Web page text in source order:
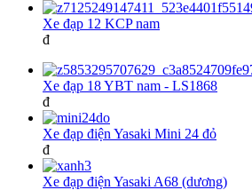
Xe đạp 12 KCP nam
đ
Xe đạp 18 YBT nam - LS1868
đ
Xe đạp điện Yasaki Mini 24 đỏ
đ
Xe đạp điện Yasaki A68 (dương)